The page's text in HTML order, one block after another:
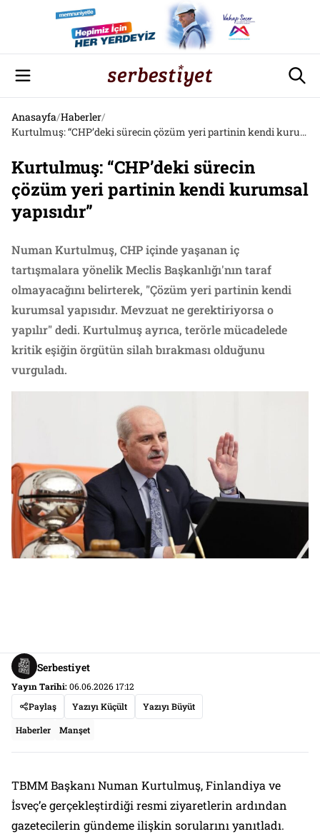
Anasayfa/Haberler/
Kurtulmuş: “CHP’deki sürecin çözüm yeri partinin kendi kurumsal yapısıdır”
Kurtulmuş: “CHP’deki sürecin
çözüm yeri partinin kendi kurumsal
yapısıdır”
Numan Kurtulmuş, CHP içinde yaşanan iç
tartışmalara yönelik Meclis Başkanlığı'nın taraf
olmayacağını belirterek, "Çözüm yeri partinin kendi
kurumsal yapısıdır. Mevzuat ne gerektiriyorsa o
yapılır" dedi. Kurtulmuş ayrıca, terörle mücadelede
kritik eşiğin örgütün silah bırakması olduğunu
vurguladı.
Serbestiyet
Yayın Tarihi:06.06.2026 17:12
Paylaş
Yazıyı Küçült Yazıyı Büyüt
Haberler Manşet
TBMM Başkanı Numan Kurtulmuş, Finlandiya ve
İsveç’e gerçekleştirdiği resmi ziyaretlerin ardından
gazetecilerin gündeme ilişkin sorularını yanıtladı.